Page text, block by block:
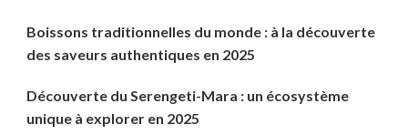
Boissons traditionnelles du monde : à la découverte
des saveurs authentiques en 2025
Découverte du Serengeti-Mara : un écosystème
unique à explorer en 2025